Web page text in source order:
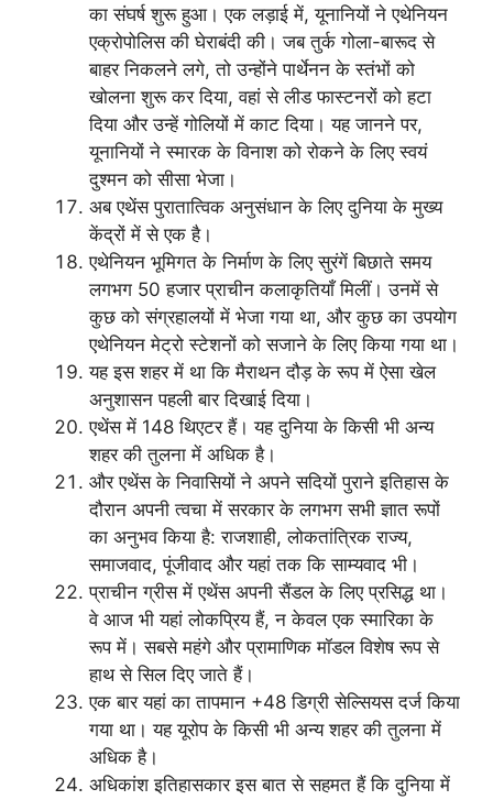
का संघर्ष शुरू हुआ। एक लड़ाई में, यूनानियों ने एथेनियन
एक्रोपोलिस की घेराबंदी की। जब तुर्क गोला-बारूद से
बाहर निकलने लगे, तो उन्होंने पार्थेनन के स्तंभों को
खोलना शुरू कर दिया, वहां से लीड फास्टनरों को हटा
दिया और उन्हें गोलियों में काट दिया। यह जानने पर,
यूनानियों ने स्मारक के विनाश को रोकने के लिए स्वयं
दुश्मन को सीसा भेजा।
अब एथेंस पुरातात्विक अनुसंधान के लिए दुनिया के मुख्य
केंद्रों में से एक है।
एथेनियन भूमिगत के निर्माण के लिए सुरंगें बिछाते समय
लगभग 50 हजार प्राचीन कलाकृतियाँ मिलीं। उनमें से
कुछ को संग्रहालयों में भेजा गया था, और कुछ का उपयोग
एथेनियन मेट्रो स्टेशनों को सजाने के लिए किया गया था।
यह इस शहर में था कि मैराथन दौड़ के रूप में ऐसा खेल
अनुशासन पहली बार दिखाई दिया।
एथेंस में 148 थिएटर हैं। यह दुनिया के किसी भी अन्य
शहर की तुलना में अधिक है।
और एथेंस के निवासियों ने अपने सदियों पुराने इतिहास के
दौरान अपनी त्वचा में सरकार के लगभग सभी ज्ञात रूपों
का अनुभव किया है: राजशाही, लोकतांत्रिक राज्य,
समाजवाद, पूंजीवाद और यहां तक ​​कि साम्यवाद भी।
प्राचीन ग्रीस में एथेंस अपनी सैंडल के लिए प्रसिद्ध था।
वे आज भी यहां लोकप्रिय हैं, न केवल एक स्मारिका के
रूप में। सबसे महंगे और प्रामाणिक मॉडल विशेष रूप से
हाथ से सिल दिए जाते हैं।
एक बार यहां का तापमान +48 डिग्री सेल्सियस दर्ज किया
गया था। यह यूरोप के किसी भी अन्य शहर की तुलना में
अधिक है।
अधिकांश इतिहासकार इस बात से सहमत हैं कि दुनिया में